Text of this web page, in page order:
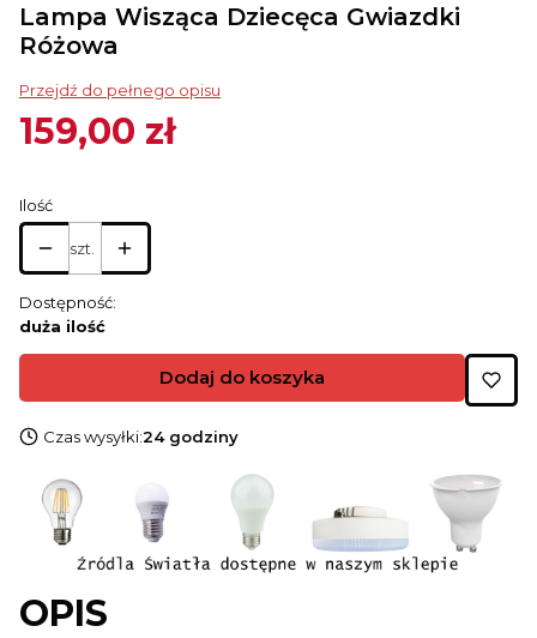
Lampa Wisząca Dziecęca Gwiazdki
Różowa
Przejdź do pełnego opisu
Cena
159,00 zł
Ilość
szt.
Dostępność:
duża ilość
Dodaj do koszyka
Czas wysyłki:24 godziny
OPIS